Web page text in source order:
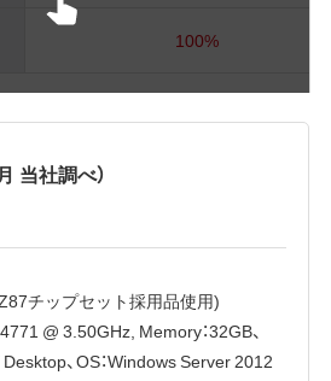
100%
当社調べ）
チップセット採用品使用)
@ 3.50GHz, Memory：32GB、
、OS：Windows Server 2012